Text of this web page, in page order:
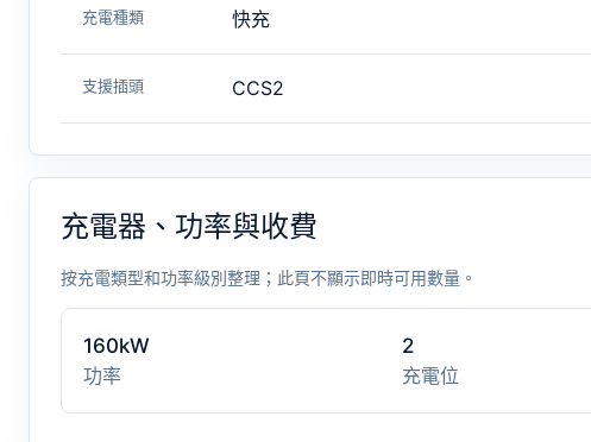
充電種類 快充
支援插頭 CCS2
充電器、功率與收費
按充電類型和功率級別整理；此頁不顯示即時可用數量。
160kW
功率
2
充電位